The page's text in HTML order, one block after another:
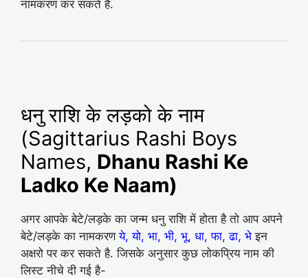
नामकरण कर सकते है.
धनु राशि के लड़को के नाम
(Sagittarius Rashi Boys
Names, Dhanu Rashi Ke
Ladko Ke Naam)
अगर आपके बेटे/लड़के का जन्म धनु राशि में होता है तो आप अपने
बेटे/लड़के का नामकरणये, यो, भा, भी, भू, धा, फा, ढा, भे इन
अक्षरो पर कर सकते है. जिसके अनुसार कुछ लोकप्रिय नाम की
लिस्ट नीचे दी गई है-